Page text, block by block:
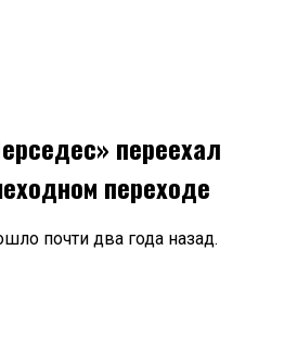
переехал
переходе
почти два года назад.